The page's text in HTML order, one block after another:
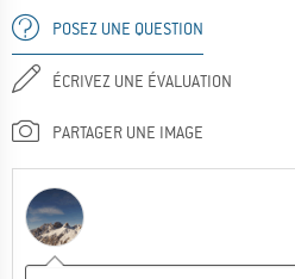
POSEZ UNE QUESTION
ÉCRIVEZ UNE ÉVALUATION
PARTAGER UNE IMAGE